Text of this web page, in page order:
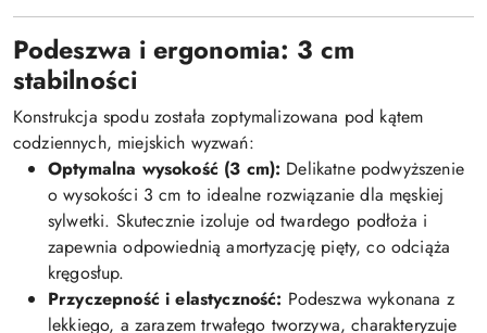
Podeszwa i ergonomia: 3 cm
stabilności
Konstrukcja spodu została zoptymalizowana pod kątem
codziennych, miejskich wyzwań:
Optymalna wysokość (3 cm): Delikatne podwyższenie
o wysokości 3 cm to idealne rozwiązanie dla męskiej
sylwetki. Skutecznie izoluje od twardego podłoża i
zapewnia odpowiednią amortyzację pięty, co odciąża
kręgosłup.
Przyczepność i elastyczność: Podeszwa wykonana z
lekkiego, a zarazem trwałego tworzywa, charakteryzuje